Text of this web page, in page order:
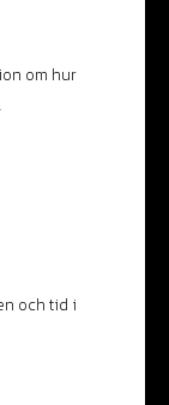
om hur
.
och tid i